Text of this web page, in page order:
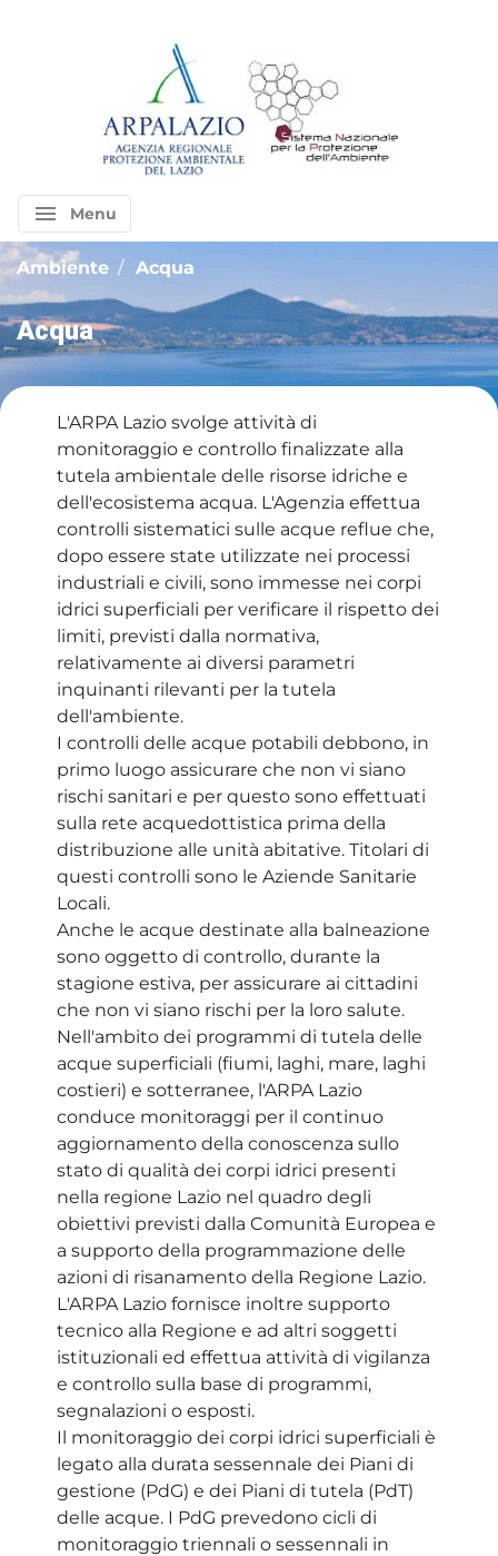
menu Menu
Ambiente Acqua
Acqua
L'ARPA Lazio svolge attività di
monitoraggio e controllo finalizzate alla
tutela ambientale delle risorse idriche e
dell'ecosistema acqua. L'Agenzia effettua
controlli sistematici sulle acque reflue che,
dopo essere state utilizzate nei processi
industriali e civili, sono immesse nei corpi
idrici superficiali per verificare il rispetto dei
limiti, previsti dalla normativa,
relativamente ai diversi parametri
inquinanti rilevanti per la tutela
dell'ambiente.
I controlli delle acque potabili debbono, in
primo luogo assicurare che non vi siano
rischi sanitari e per questo sono effettuati
sulla rete acquedottistica prima della
distribuzione alle unità abitative. Titolari di
questi controlli sono le Aziende Sanitarie
Locali.
Anche le acque destinate alla balneazione
sono oggetto di controllo, durante la
stagione estiva, per assicurare ai cittadini
che non vi siano rischi per la loro salute.
Nell'ambito dei programmi di tutela delle
acque superficiali (fiumi, laghi, mare, laghi
costieri) e sotterranee, l'ARPA Lazio
conduce monitoraggi per il continuo
aggiornamento della conoscenza sullo
stato di qualità dei corpi idrici presenti
nella regione Lazio nel quadro degli
obiettivi previsti dalla Comunità Europea e
a supporto della programmazione delle
azioni di risanamento della Regione Lazio.
L'ARPA Lazio fornisce inoltre supporto
tecnico alla Regione e ad altri soggetti
istituzionali ed effettua attività di vigilanza
e controllo sulla base di programmi,
segnalazioni o esposti.
Il monitoraggio dei corpi idrici superficiali è
legato alla durata sessennale dei Piani di
gestione (PdG) e dei Piani di tutela (PdT)
delle acque. I PdG prevedono cicli di
monitoraggio triennali o sessennali in